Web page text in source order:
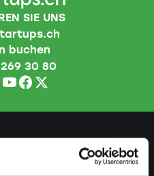
SIE UNS
buchen
30 80